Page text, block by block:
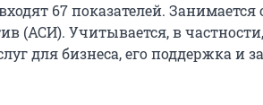
67 показателей. Занимается
(АСИ). Учитывается, в частности,
для бизнеса, его поддержка и